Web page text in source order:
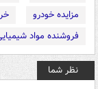
مزایده خودرو
فروشنده مواد
نظر شما